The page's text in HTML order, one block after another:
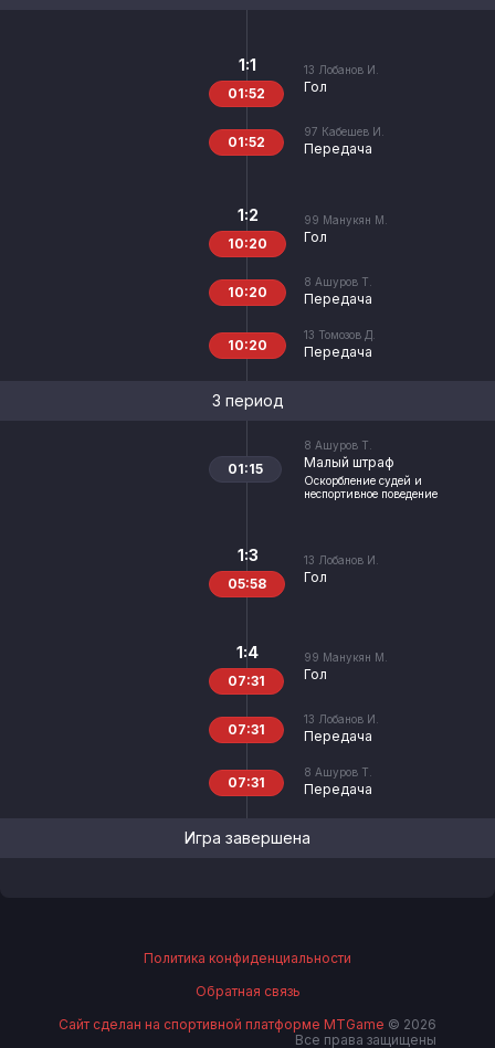
13 Лобанов И.
Гол
1:1
01:52
97 Кабешев И.
Передача
01:52
99 Манукян М.
Гол
1:2
10:20
8 Ашуров Т.
Передача
10:20
13 Томозов Д.
Передача
10:20
3 период
8 Ашуров Т.
Малый штраф
Оскорбление судей и
неспортивное поведение
01:15
13 Лобанов И.
Гол
1:3
05:58
99 Манукян М.
Гол
1:4
07:31
13 Лобанов И.
Передача
07:31
8 Ашуров Т.
Передача
07:31
Игра завершена
Политика конфиденциальности
Обратная связь
Сайт сделан на спортивной платформе MTGame © 2026
Все права защищены